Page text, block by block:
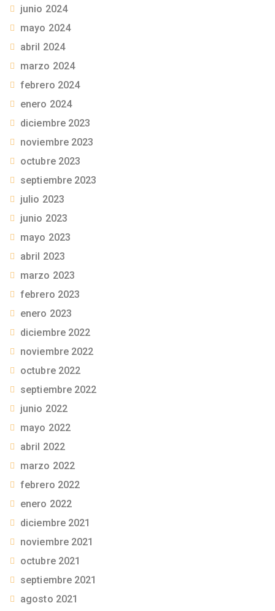
junio 2024
mayo 2024
abril 2024
marzo 2024
febrero 2024
enero 2024
diciembre 2023
noviembre 2023
octubre 2023
septiembre 2023
julio 2023
junio 2023
mayo 2023
abril 2023
marzo 2023
febrero 2023
enero 2023
diciembre 2022
noviembre 2022
octubre 2022
septiembre 2022
junio 2022
mayo 2022
abril 2022
marzo 2022
febrero 2022
enero 2022
diciembre 2021
noviembre 2021
octubre 2021
septiembre 2021
agosto 2021